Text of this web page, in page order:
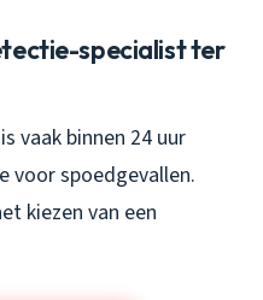
specialist ter
vaak binnen 24 uur
voor spoedgevallen.
kiezen van een